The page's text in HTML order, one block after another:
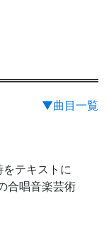
▼曲目一覧
テキストに
合唱音楽芸術